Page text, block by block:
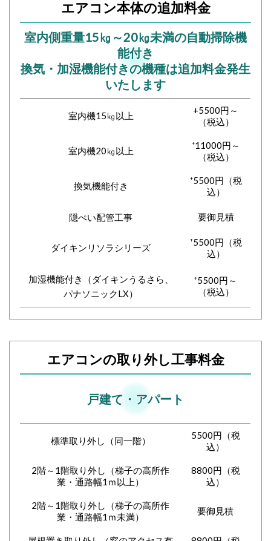
エアコン本体の追加料金
室内側重量15㎏～20㎏未満の自動掃除機
能付き
換気・加湿機能付きの機種は追加料金発生
いたします
室内機15㎏以上
+5500円～
（税込）
室内機20㎏以上
⁺11000円～
（税込）
換気機能付き
⁺5500円（税
込）
隠ぺい配管工事 要御見積
ダイキンリソラシリーズ
⁺5500円（税
込）
加湿機能付き（ダイキンうるさら、
パナソニックLX）
⁺5500円～
（税込）
エアコンの取り外し工事料金
戸建て・アパート
標準取り外し（同一階）
5500円（税
込）
2階～1階取り外し（梯子の高所作
業・通路幅1ｍ以上）
8800円（税
込）
2階～1階取り外し（梯子の高所作
業・通路幅1ｍ未満）
要御見積